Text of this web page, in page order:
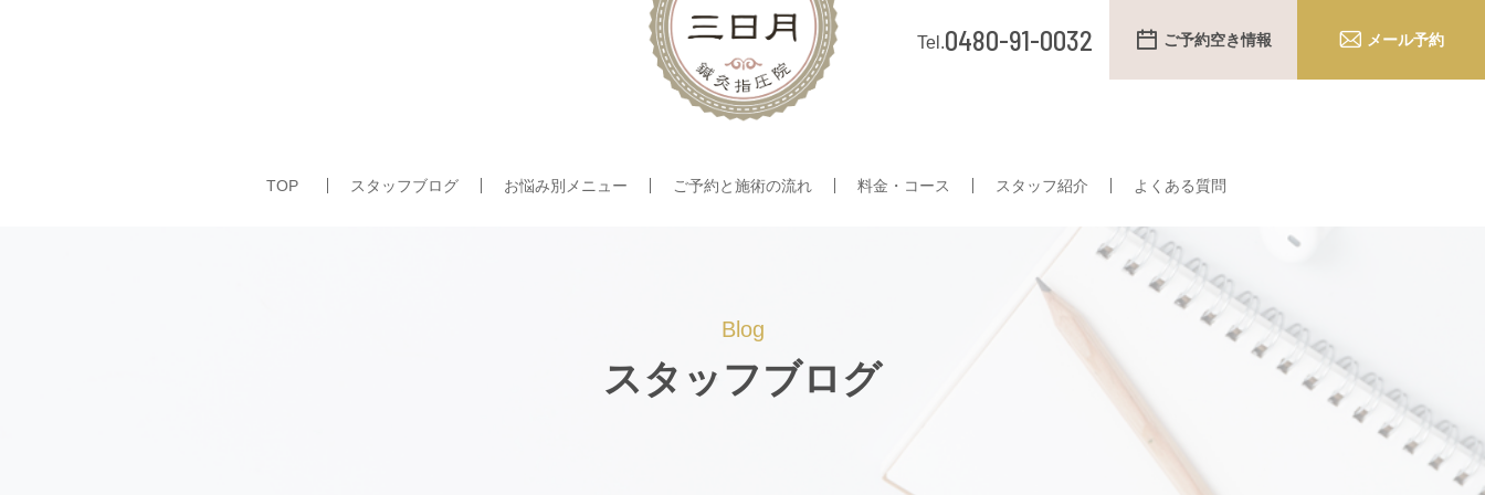
TOP スタッフブログ お悩み別メニュー ご予約と施術の流れ 料金・コース スタッフ紹介 よくある質問
0480-91-0032 ご予約空き情報 メール予約
Blog
スタッフブログ